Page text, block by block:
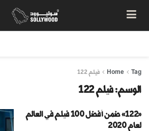
Home Tag فيلم 122
الوسم:فيلم 122
«122» ضمن أفضل 100 فيلم في العالم
لعام 2020‎